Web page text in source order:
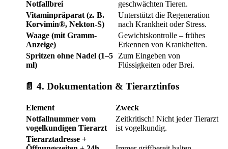
Notfallbrei
geschwächten Tieren.
Vitaminpräparat (z. B.
Korvimin®, Nekton-S)
Unterstützt die Regeneration
nach Krankheit oder Stress.
Waage (mit Gramm-
Anzeige)
Gewichtskontrolle – frühes
Erkennen von Krankheiten.
Spritzen ohne Nadel (1–5
ml)
Zum Eingeben von
Flüssigkeiten oder Brei.
📄 4. Dokumentation & Tierarztinfos
Element
Zweck
Notfallnummer vom
vogelkundigen Tierarzt
Zeitkritisch! Nicht jeder Tierarzt
ist vogelkundig.
Tierarztadresse +